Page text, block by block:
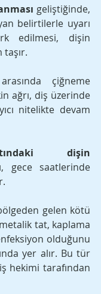
geliştiğinde,
belirtilerle uyarı
edilmesi, dişin
taşır.
çiğneme
ağrı, diş üzerinde
nitelikte devam
dişin
gece saatlerinde
gelen kötü
tat, kaplama
olduğunu
yer alır. Bu tür
hekimi tarafından